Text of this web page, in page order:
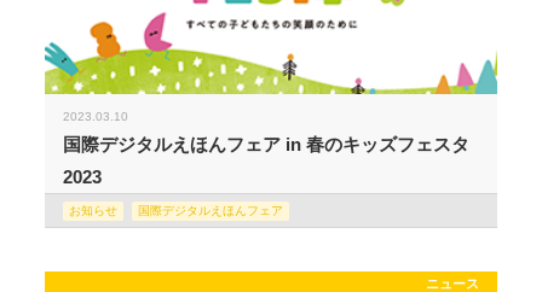
2023.03.10
国際デジタルえほんフェア in 春のキッズフェスタ
2023
お知らせ 国際デジタルえほんフェア
ニュース